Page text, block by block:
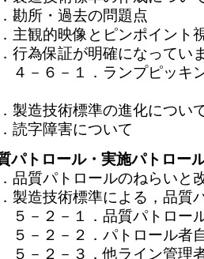
勘所・過去の問題点
主観的映像とピンポイント
行為保証が明確になってい
－１．ランプピッキン
製造技術標準の進化につい
読字障害について
トロール・実施パトロー
品質パトロールのねらいと
製造技術標準による，品質
－１．品質パトロール
－２．パトロール者自
－３．他ライン管理者